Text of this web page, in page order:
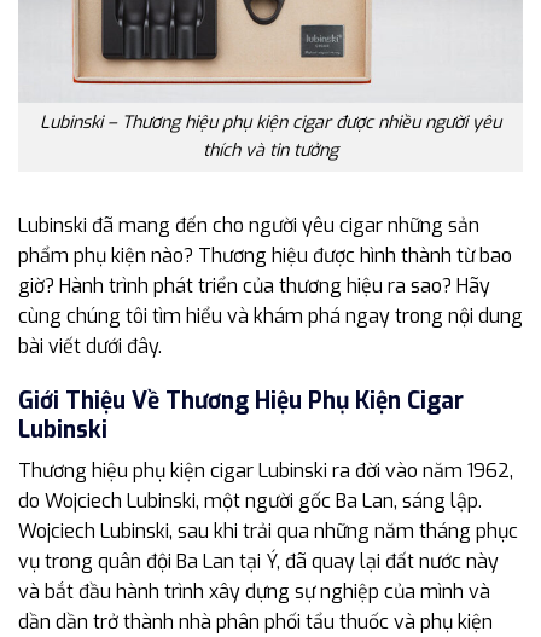
Lubinski – Thương hiệu phụ kiện cigar được nhiều người yêu
thích và tin tưởng
Lubinski đã mang đến cho người yêu cigar những sản
phẩm phụ kiện nào? Thương hiệu được hình thành từ bao
giờ? Hành trình phát triển của thương hiệu ra sao? Hãy
cùng chúng tôi tìm hiểu và khám phá ngay trong nội dung
bài viết dưới đây.
Giới Thiệu Về Thương Hiệu Phụ Kiện Cigar
Lubinski
Thương hiệu phụ kiện cigar Lubinski ra đời vào năm 1962,
do Wojciech Lubinski, một người gốc Ba Lan, sáng lập.
Wojciech Lubinski, sau khi trải qua những năm tháng phục
vụ trong quân đội Ba Lan tại Ý, đã quay lại đất nước này
và bắt đầu hành trình xây dựng sự nghiệp của mình và
dần dần trở thành nhà phân phối tẩu thuốc và phụ kiện